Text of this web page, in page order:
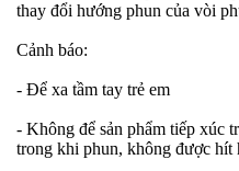
thay đổi hướng phun của vòi
Cảnh báo:
- Để xa tầm tay trẻ em
- Không để sản phẩm tiếp xúc
trong khi phun, không được hít